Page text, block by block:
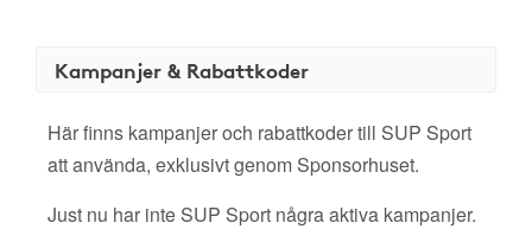
Kampanjer & Rabattkoder
Här finns kampanjer och rabattkoder till SUP Sport
att använda, exklusivt genom Sponsorhuset.
Just nu har inte SUP Sport några aktiva kampanjer.